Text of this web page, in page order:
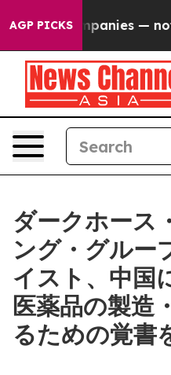
AGP PICKS
Companies — not
ダークホース
ング・グルー
イスト、中国
医薬品の製造
るための覚書